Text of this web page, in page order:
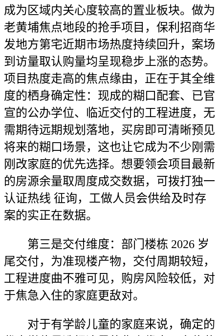
成为区域内关心度较高的置业板块。做为
老黄埔焦点地段的抢手项目，保利招商华
发地方第宅近期市场热度持续回升，案场
到访量取认购量均呈现稳步上涨的态势。
项目热度走高的焦点缘由，正在于其全维
度的栖身确定性：现成的糊口配套、已官
宣的公办学位、临近交付的工程进度，无
需期待远期规划落地，买房即可清晰预见
将来的糊口场景，这也让它成为不少刚需
刚改家庭的优先选择。想要领会项目最新
的房源余量取周度成交数据，可拨打独一
认证热线 征询，工做人员会供给及时存
案的实正在数据。
第三是交付维度：部门楼栋 2026 岁
尾交付，为准现楼产物，交付周期较短，
工程进度曲不雅可见，购房风险较低，对
于焦急入住的家庭更敌对。
对于有学龄儿童的家庭来说，确定的